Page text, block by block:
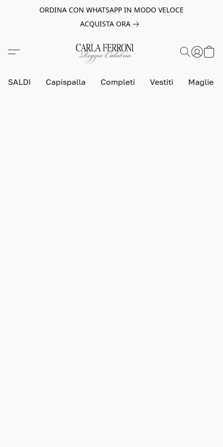
ORDINA CON WHATSAPP IN MODO VELOCE
ACQUISTA ORA
SALDI Capispalla Completi Vestiti Maglie e